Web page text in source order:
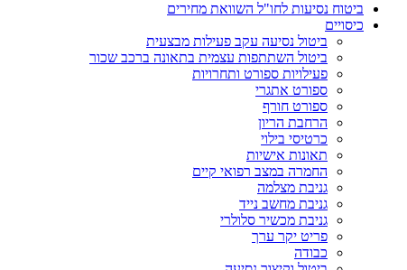
ביטוח נסיעות לחו"ל השוואת מחירים
כיסויים
ביטול נסיעה עקב פעילות מבצעית
ביטול השתתפות עצמית בתאונה ברכב שכור
פעילויות ספורט ותחרויות
ספורט אתגרי
ספורט חורף
הרחבת הריון
כרטיסי בילוי
תאונות אישיות
החמרה במצב רפואי קיים
גניבת מצלמה
גניבת מחשב נייד
גניבת מכשיר סלולרי
פריט יקר ערך
כבודה